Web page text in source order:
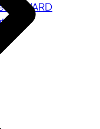
AWARD